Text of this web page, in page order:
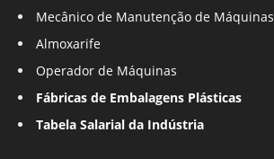
Mecânico de Manutenção de Máquinas
Almoxarife
Operador de Máquinas
Fábricas de Embalagens Plásticas
Tabela Salarial da Indústria